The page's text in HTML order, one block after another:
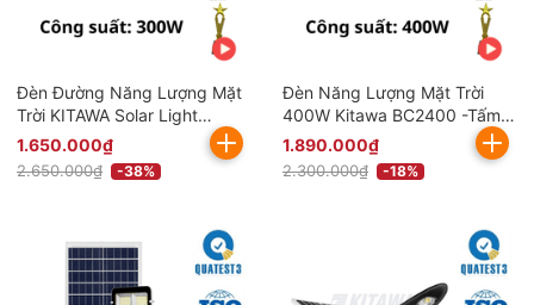
Đèn Đường Năng Lượng Mặt
Trời KITAWA Solar Light
300W BC1300 (Đã bao gồm
VAT)
1.650.000₫
2.650.000₫ -38%
Đèn Năng Lượng Mặt Trời
400W Kitawa BC2400 -Tấm
Pin Mono Cao Cấp
1.890.000₫
2.300.000₫ -18%